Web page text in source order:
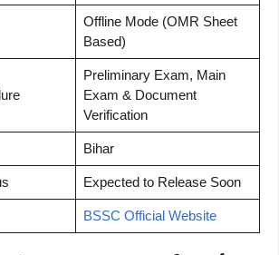
Offline Mode (OMR Sheet
Based)
Preliminary Exam, Main
Exam & Document
Verification
Bihar
Expected to Release Soon
BSSC Official Website